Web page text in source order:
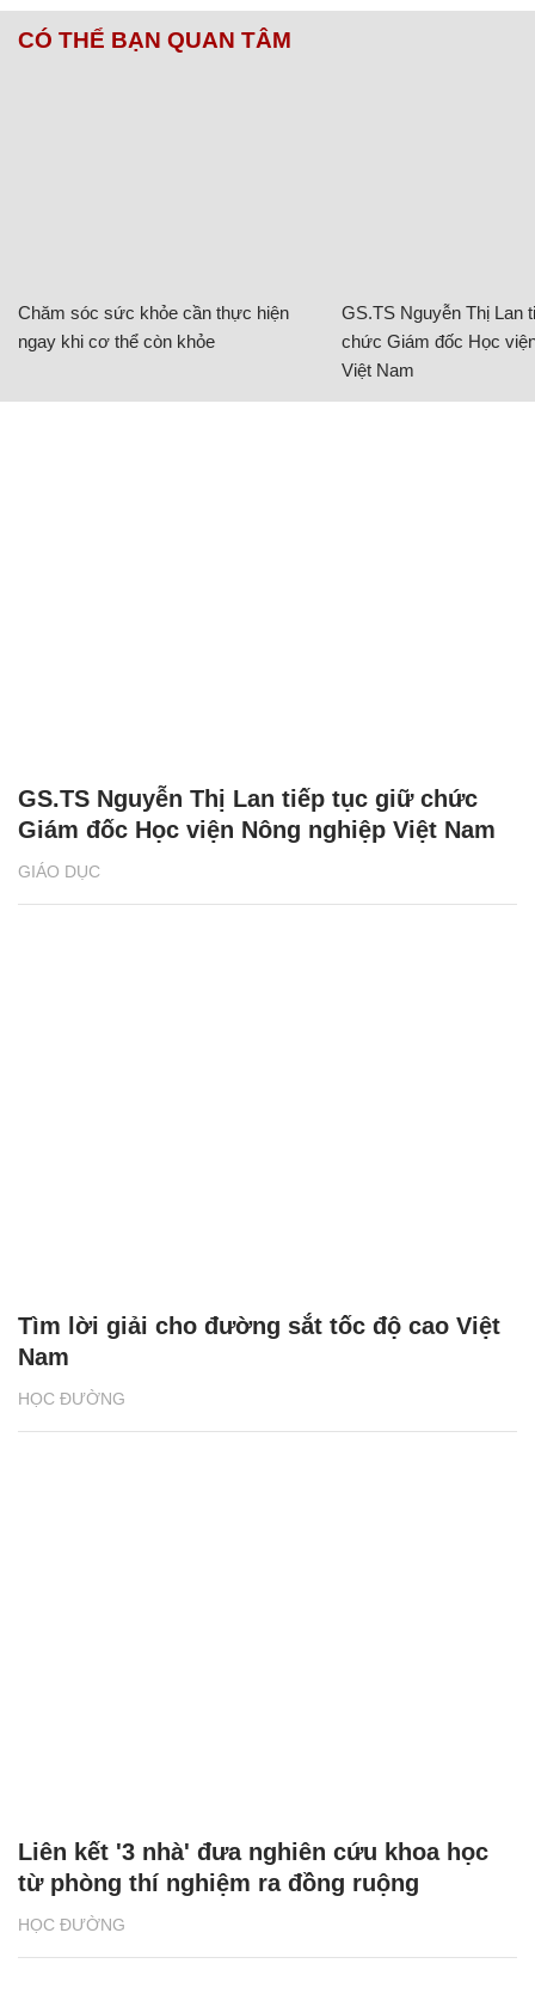
CÓ THỂ BẠN QUAN TÂM
Chăm sóc sức khỏe cần thực hiện
ngay khi cơ thể còn khỏe
GS.TS Nguyễn Thị Lan
chức Giám đốc Học
Việt Nam
GIÁO DỤC
GS.TS Nguyễn Thị Lan tiếp tục giữ chức
Giám đốc Học viện Nông nghiệp Việt Nam
HỌC ĐƯỜNG
Tìm lời giải cho đường sắt tốc độ cao Việt
Nam
HỌC ĐƯỜNG
Liên kết '3 nhà' đưa nghiên cứu khoa học
từ phòng thí nghiệm ra đồng ruộng